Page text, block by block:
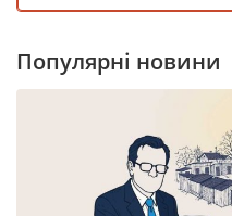
Популярні новини